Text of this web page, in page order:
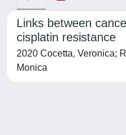
Links between
cisplatin resistance
2020 Cocetta, Veronica;
Monica